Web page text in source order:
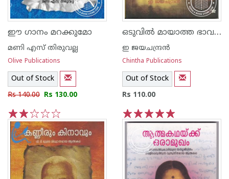
ഈ ഗാനം മറക്കുമോ
മണി എസ് തിരുവല്ല
Olive Publications
Out of Stock
Rs 140.00 Rs 130.00
5
4
3
2
1
ഒടുവില്‍ മായാത്ത ഭാവങ്ങള്‍
ഇ ജയചന്ദ്രന്‍
Chintha Publications
Out of Stock
Rs 110.00
5
4
3
2
1